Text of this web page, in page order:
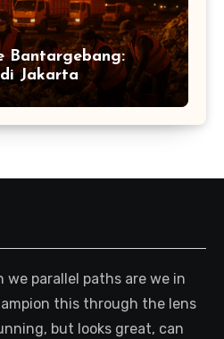
Bantargebang:
Jakarta
we parallel paths are we in
this through the lens
but looks great, can